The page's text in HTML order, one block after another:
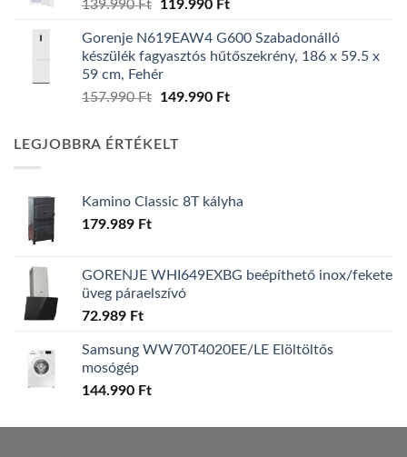
139.990Ft
Original
was:
139.990 Ft.
119.990 FtCurrent
is:
119.990 Ft.
Gorenje N619EAW4 G600 Szabadonálló
készülék fagyasztós hűtőszekrény, 186 x 59.5 x
59 cm, Fehér
157.990Ft
Original
157.990 Ft.
149.990 FtCurrent
LEGJOBBRA ÉRTÉKELT
Kamino Classic 8T kályha
179.989 Ft
GORENJE WHI649EXBG beépíthető inox/fekete
üveg páraelszívó
72.989 Ft
Samsung WW70T4020EE/LE Elöltöltős
mosógép
144.990 Ft